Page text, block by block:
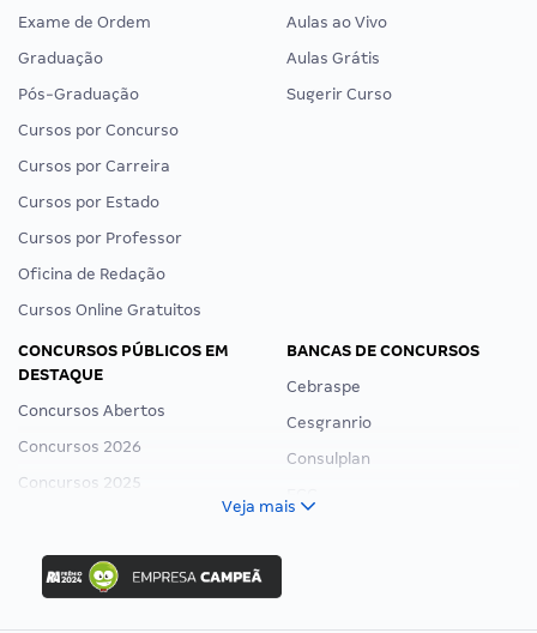
Exame de Ordem
Graduação
Pós-Graduação
Cursos por Concurso
Cursos por Carreira
Cursos por Estado
Cursos por Professor
Oficina de Redação
Cursos Online Gratuitos
Aulas ao Vivo
Aulas Grátis
Sugerir Curso
CONCURSOS PÚBLICOS EM
DESTAQUE
Concursos Abertos
Concursos 2026
Concursos 2025
Concurso Ibama
Concurso MPU
Editais publicados
BANCAS DE CONCURSOS
Cebraspe
Cesgranrio
Consulplan
Veja mais